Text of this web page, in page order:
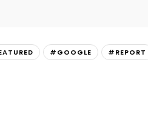
#GOOGLE #REPORT